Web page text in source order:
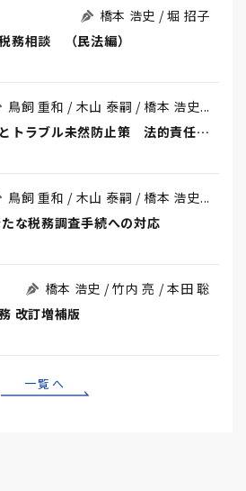
橋本 浩史 / 堀 招子
務相談 （民法編）
鳥飼 重和 / 木山 泰嗣 / 橋本 浩史...
税理士の専門家責任とトラブル未然防止策 法的責任から賠償訴訟の対応まで
鳥飼 重和 / 木山 泰嗣 / 橋本 浩史...
な税務調査手続への対応
橋本 浩史 / 竹内 亮 / 本田 聡
改訂増補版
一覧へ